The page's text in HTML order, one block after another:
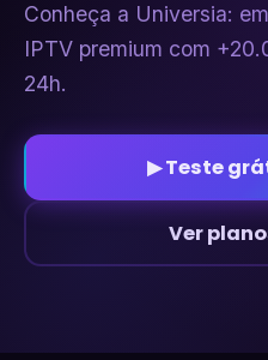
Conheça a Universia:
IPTV premium com
24h.
▶ Teste
Ver